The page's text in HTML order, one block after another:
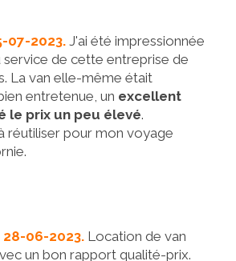
07-2023. J'ai été impressionnée
service de cette entreprise de
La van elle-même était
entretenue, un excellent
le prix un peu élevé.
réutiliser pour mon voyage
06-2023. Location de van
un bon rapport qualité-prix.